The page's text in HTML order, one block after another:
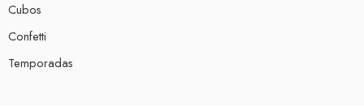
Cubos
Confetti
Temporadas